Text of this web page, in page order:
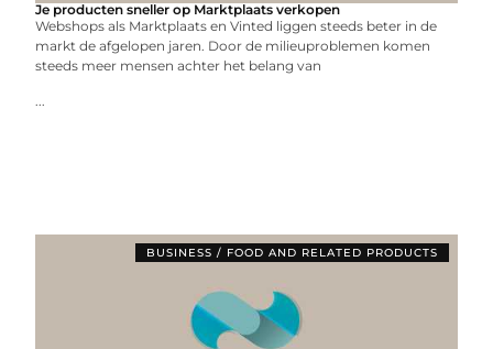
Je producten sneller op Marktplaats verkopen
Webshops als Marktplaats en Vinted liggen steeds beter in de
markt de afgelopen jaren. Door de milieuproblemen komen
steeds meer mensen achter het belang van
...
BUSINESS / FOOD AND RELATED PRODUCTS